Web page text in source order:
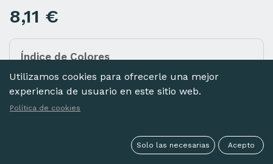
Índice de Colores
Añada diferentes colores a la cesta haciendo clic
en las imágenes de abajo.
8,11 €
Utilizamos cookies para ofrecerle una mejor
experiencia de usuario en este sitio web.
Política de cookies
Solo las necesarias Acepto